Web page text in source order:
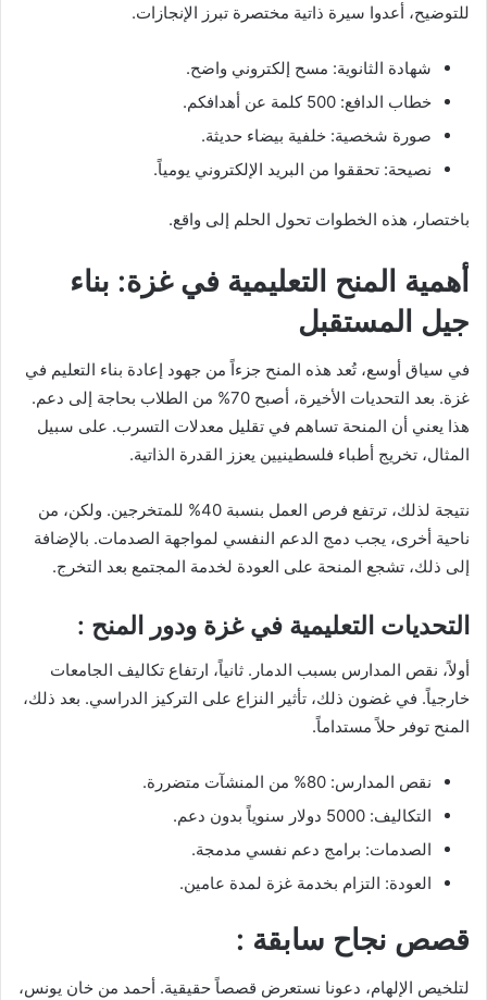
للتوضيح، أعدوا سيرة ذاتية مختصرة تبرز الإنجازات.
شهادة الثانوية: مسح إلكتروني واضح.
خطاب الدافع: 500 كلمة عن أهدافكم.
صورة شخصية: خلفية بيضاء حديثة.
نصيحة: تحققوا من البريد الإلكتروني يومياً.
باختصار، هذه الخطوات تحول الحلم إلى واقع.
أهمية المنح التعليمية في غزة: بناء
جيل المستقبل
في سياق أوسع، تُعد هذه المنح جزءاً من جهود إعادة بناء التعليم في
غزة. بعد التحديات الأخيرة، أصبح 70% من الطلاب بحاجة إلى دعم.
هذا يعني أن المنحة تساهم في تقليل معدلات التسرب. على سبيل
المثال، تخريج أطباء فلسطينيين يعزز القدرة الذاتية.
نتيجة لذلك، ترتفع فرص العمل بنسبة 40% للمتخرجين. ولكن، من
ناحية أخرى، يجب دمج الدعم النفسي لمواجهة الصدمات. بالإضافة
إلى ذلك، تشجع المنحة على العودة لخدمة المجتمع بعد التخرج.
التحديات التعليمية في غزة ودور المنح :
أولاً، نقص المدارس بسبب الدمار. ثانياً، ارتفاع تكاليف الجامعات
خارجياً. في غضون ذلك، تأثير النزاع على التركيز الدراسي. بعد ذلك،
المنح توفر حلاً مستداماً.
نقص المدارس: 80% من المنشآت متضررة.
التكاليف: 5000 دولار سنوياً بدون دعم.
الصدمات: برامج دعم نفسي مدمجة.
العودة: التزام بخدمة غزة لمدة عامين.
قصص نجاح سابقة :
لتلخيص الإلهام، دعونا نستعرض قصصاً حقيقية. أحمد من خان يونس،